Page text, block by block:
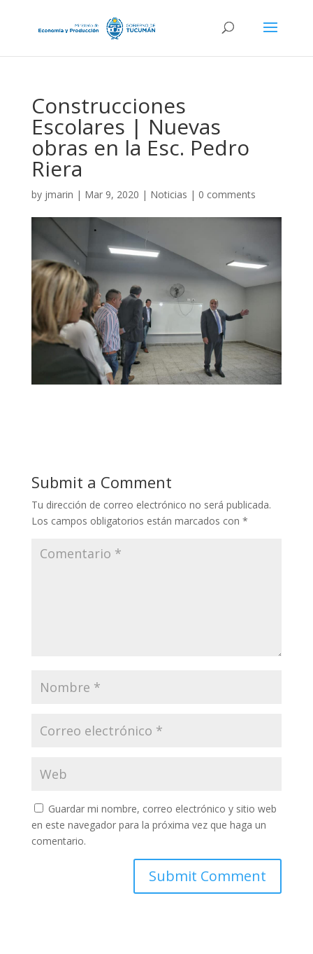
Construcciones
Escolares | Nuevas
obras en la Esc. Pedro
Riera
by jmarin | Mar 9, 2020 | Noticias | 0 comments
Submit a Comment
Tu dirección de correo electrónico no será publicada.
Los campos obligatorios están marcados con *
Guardar mi nombre, correo electrónico y sitio web
en este navegador para la próxima vez que haga un
comentario.